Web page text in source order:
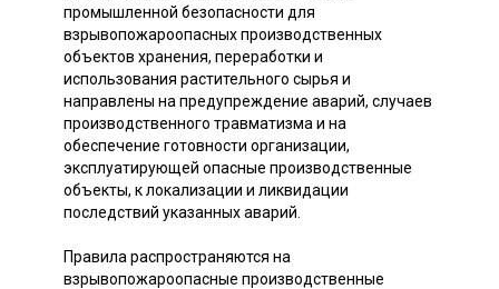
промышленной безопасности для
взрывопожароопасных производственных
объектов хранения, переработки и
использования растительного сырья и
направлены на предупреждение аварий, случаев
производственного травматизма и на
обеспечение готовности организации,
эксплуатирующей опасные производственные
объекты, к локализации и ликвидации
последствий указанных аварий.
Правила распространяются на
взрывопожароопасные производственные